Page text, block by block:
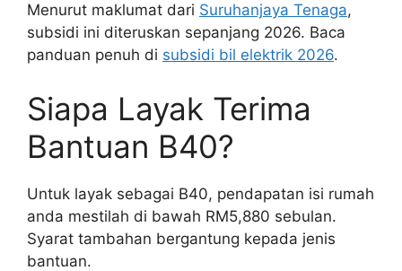
Menurut maklumat dari Suruhanjaya Tenaga,
subsidi ini diteruskan sepanjang 2026. Baca
panduan penuh di subsidi bil elektrik 2026.
Siapa Layak Terima
Bantuan B40?
Untuk layak sebagai B40, pendapatan isi rumah
anda mestilah di bawah RM5,880 sebulan.
Syarat tambahan bergantung kepada jenis
bantuan.